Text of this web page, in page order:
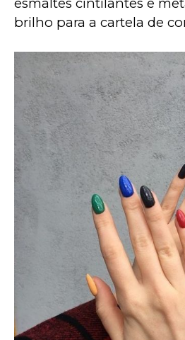
brilho para a cartela de